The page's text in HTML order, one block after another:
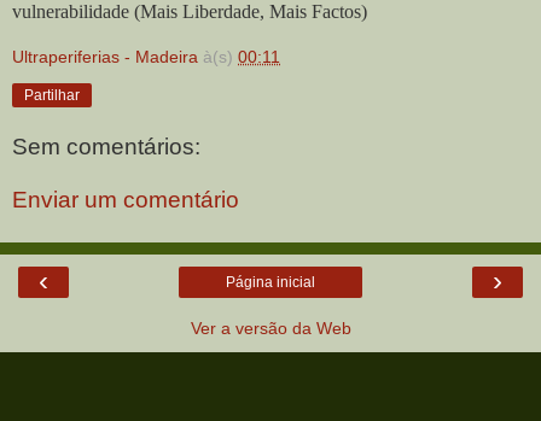
vulnerabilidade (Mais Liberdade, Mais Factos)
Ultraperiferias - Madeira à(s) 00:11
Partilhar
Sem comentários:
Enviar um comentário
‹ ›
Página inicial
Ver a versão da Web